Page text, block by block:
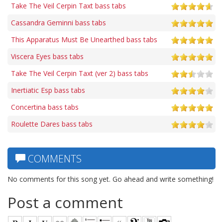
Take The Veil Cerpin Taxt bass tabs
Cassandra Geminni bass tabs
This Apparatus Must Be Unearthed bass tabs
Viscera Eyes bass tabs
Take The Veil Cerpin Taxt (ver 2) bass tabs
Inertiatic Esp bass tabs
Concertina bass tabs
Roulette Dares bass tabs
COMMENTS
No comments for this song yet. Go ahead and write something!
Post a comment